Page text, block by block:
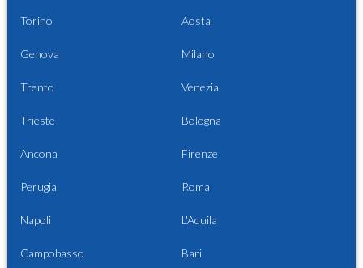
Torino Aosta
Genova Milano
Trento Venezia
Trieste Bologna
Ancona Firenze
Perugia Roma
Napoli L'Aquila
Campobasso Bari